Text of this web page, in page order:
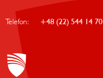
Telefon: +48 (22) 544 14 70